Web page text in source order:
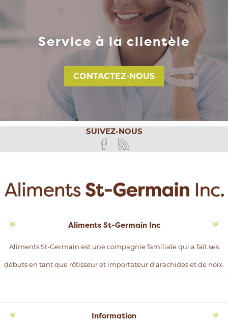
Service à la clientèle
CONTACTEZ-NOUS
SUIVEZ-NOUS
Aliments St-Germain Inc
Aliments St-Germain est une compagnie familiale qui a fait ses
débuts en tant que rôtisseur et importateur d'arachides et de noix.
Information